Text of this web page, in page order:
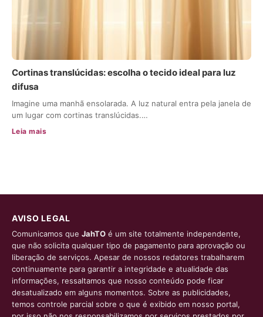
Cortinas translúcidas: escolha o tecido ideal para luz
difusa
Imagine uma manhã ensolarada. A luz natural entra pela janela de
um lugar com cortinas translúcidas.…
Leia mais
AVISO LEGAL
Comunicamos que JahTO é um site totalmente independente,
que não solicita qualquer tipo de pagamento para aprovação ou
liberação de serviços. Apesar de nossos redatores trabalharem
continuamente para garantir a integridade e atualidade das
informações, ressaltamos que nosso conteúdo pode ficar
desatualizado em alguns momentos. Sobre as publicidades,
temos controle parcial sobre o que é exibido em nosso portal,